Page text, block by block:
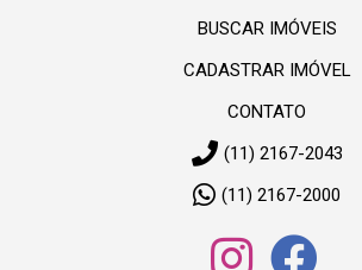
BUSCAR IMÓVEIS
CADASTRAR IMÓVEL
CONTATO
(11) 2167-2043
(11) 2167-2000